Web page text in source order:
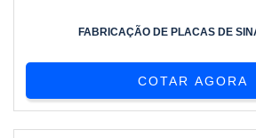
FABRICAÇÃO DE PLACAS DE
COTAR AGORA